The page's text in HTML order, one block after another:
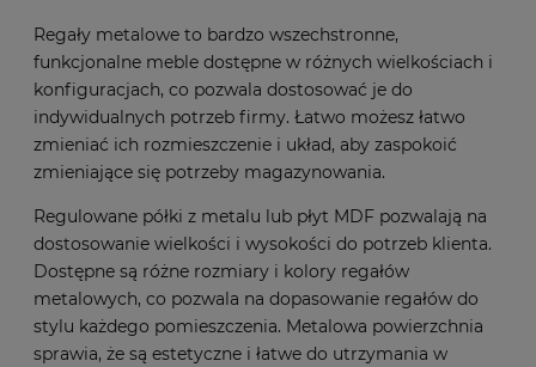
Regały metalowe to bardzo wszechstronne,
funkcjonalne meble dostępne w różnych wielkościach i
konfiguracjach, co pozwala dostosować je do
indywidualnych potrzeb firmy. Łatwo możesz łatwo
zmieniać ich rozmieszczenie i układ, aby zaspokoić
zmieniające się potrzeby magazynowania.
Regulowane półki z metalu lub płyt MDF pozwalają na
dostosowanie wielkości i wysokości do potrzeb klienta.
Dostępne są różne rozmiary i kolory regałów
metalowych, co pozwala na dopasowanie regałów do
stylu każdego pomieszczenia. Metalowa powierzchnia
sprawia, że są estetyczne i łatwe do utrzymania w